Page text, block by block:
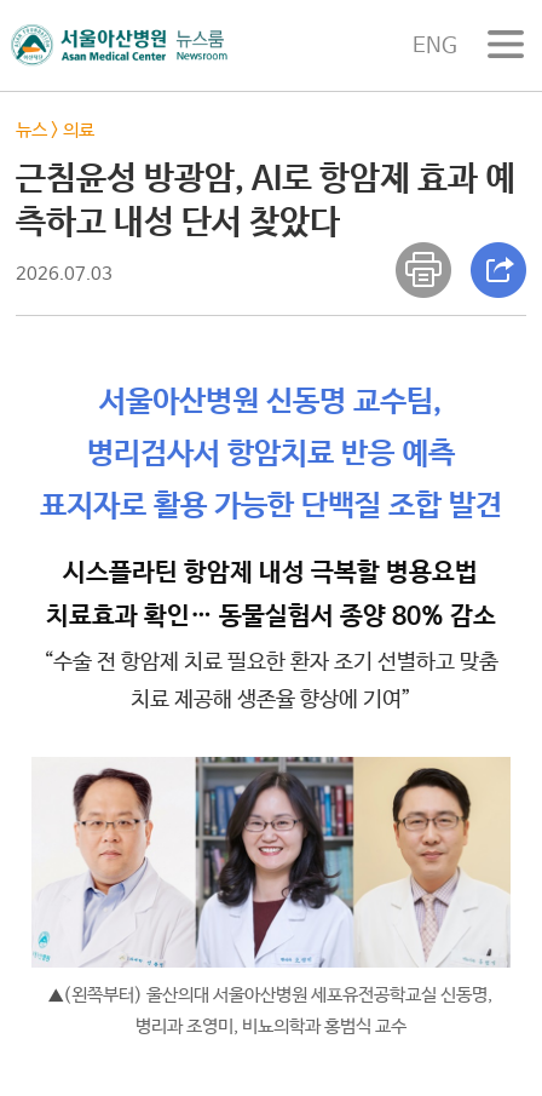
ENG
뉴스 >의료
근침윤성 방광암, AI로 항암제 효과 예
측하고 내성 단서 찾았다
2026.07.03
서울아산병원 신동명 교수팀,
병리검사서 항암치료 반응 예측
표지자로 활용 가능한 단백질 조합 발견
시스플라틴 항암제 내성 극복할 병용요법
치료효과 확인… 동물실험서 종양 80% 감소
“수술 전 항암제 치료 필요한 환자 조기 선별하고 맞춤
치료 제공해 생존율 향상에 기여”
▲(왼쪽부터) 울산의대 서울아산병원 세포유전공학교실 신동명,
병리과 조영미, 비뇨의학과 홍범식 교수